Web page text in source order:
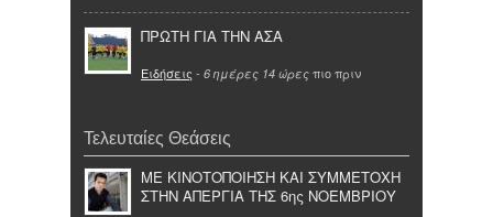
ΠΡΩΤΗ ΓΙΑ ΤΗΝ ΑΣΑ
Ειδήσεις - 6 ημέρες 14 ώρες πιο πριν
Τελευταίες Θεάσεις
ΜΕ ΚΙΝΟΤΟΠΟΙΗΣΗ ΚΑΙ ΣΥΜΜΕΤΟΧΗ
ΣΤΗΝ ΑΠΕΡΓΙΑ ΤΗΣ 6ης ΝΟΕΜΒΡΙΟΥ